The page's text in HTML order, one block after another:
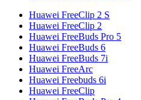
Huawei FreeClip 2 S
Huawei FreeClip 2
Huawei FreeBuds Pro 5
Huawei FreeBuds 6
Huawei FreeBuds 7i
Huawei FreeArc
Huawei Freebuds 6i
Huawei FreeClip